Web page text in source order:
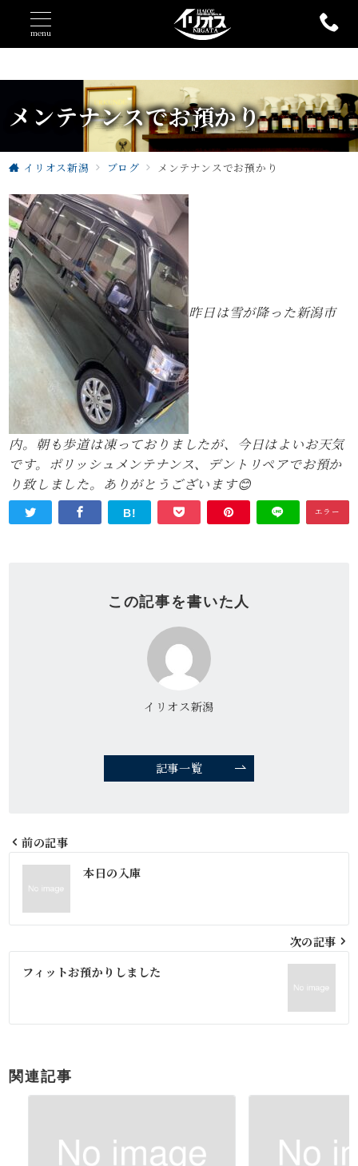
menu
メンテナンスでお預かり
イリオス新潟 ブログ メンテナンスでお預かり
昨日は雪が降った新潟市
内。朝も歩道は凍っておりましたが、今日はよいお天気
です。ポリッシュメンテナンス、デントリペアでお預か
り致しました。ありがとうございます😊
OK
エラー
この記事を書いた人
イリオス新潟
記事一覧
投
ナ
ビ
ー
ョ
前の記事
本日の入庫
次の記事
フィットお預かりしました
関連記事